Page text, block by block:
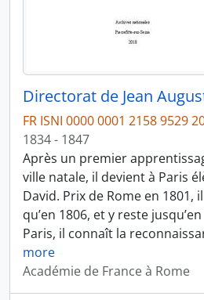
FR ISNI 0000 0001 2158 9529
1834 - 1847
Après un premier
ville natale, il devient à Paris
David. Prix de Rome en 1801,
qu’en 1806, et y reste
Paris, il connaît la
more
Académie de France à Rome